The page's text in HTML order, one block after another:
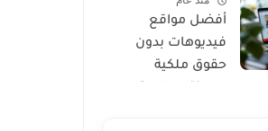
أفضل مواقع
فيديوهات بدون
حقوق ملكية